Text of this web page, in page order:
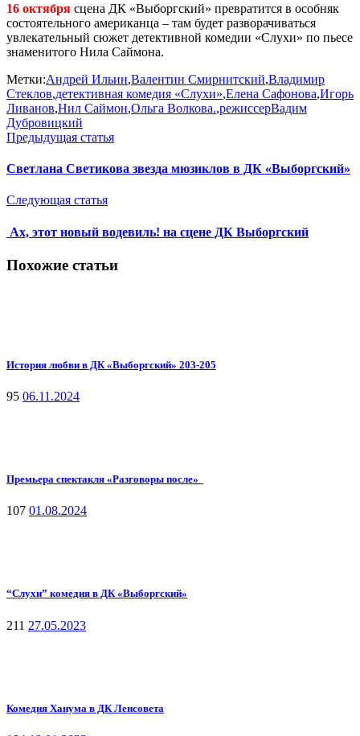
16 октября сцена ДК «Выборгский» превратится в особняк
состоятельного американца – там будет разворачиваться
увлекательный сюжет детективной комедии «Слухи» по пьесе
знаменитого Нила Саймона.
Метки:Андрей Ильин,Валентин Смирнитский,Владимир
Стеклов,детективная комедия «Слухи»,Елена Сафонова,Игорь
Ливанов,Нил Саймон,Ольга Волкова.,режиссерВадим
Дубровицкий
Предыдущая статья
Светлана Светикова звезда мюзиклов в ДК «Выборгский»
Следующая статья
Ах, этот новый водевиль! на сцене ДК Выборгский
Похожие статьи
История любви в ДК «Выборгский» 203-205
95 06.11.2024
Премьера спектакля «Разговоры после»
107 01.08.2024
“Слухи” комедия в ДК «Выборгский»
211 27.05.2023
Комедия Ханума в ДК Ленсовета